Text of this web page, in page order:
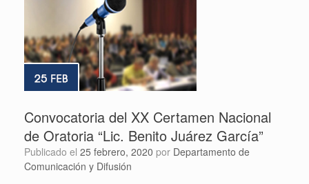
Convocatoria del XX Certamen Nacional
de Oratoria “Lic. Benito Juárez García”
Publicado el 25 febrero, 2020 por Departamento de
Comunicación y Difusión